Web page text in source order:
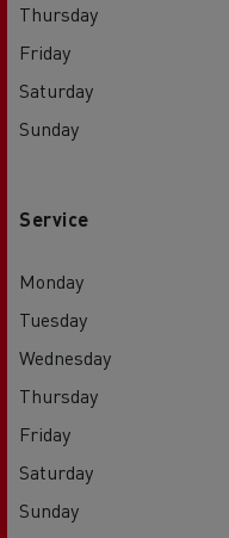
Thursday
Friday
Saturday
Sunday
Service
Monday
Tuesday
Wednesday
Thursday
Friday
Saturday
Sunday